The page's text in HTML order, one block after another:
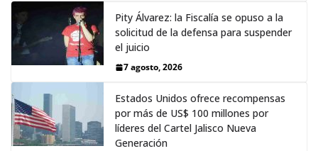
Pity Álvarez: la Fiscalía se opuso a la
solicitud de la defensa para suspender
el juicio
7 agosto, 2026
Estados Unidos ofrece recompensas
por más de US$ 100 millones por
líderes del Cartel Jalisco Nueva
Generación